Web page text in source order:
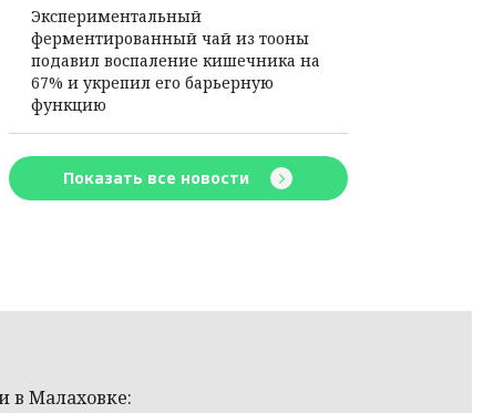
Экспериментальный
ферментированный чай из тооны
подавил воспаление кишечника на
67% и укрепил его барьерную
функцию
Показать все новости
в Малаховке: